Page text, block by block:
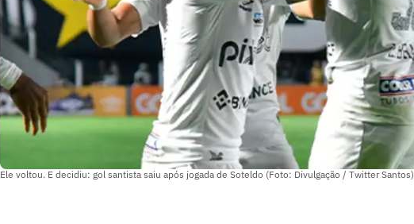
Ele voltou. E decidiu: gol santista saiu após jogada de Soteldo (Foto: Divulgação / Twitter Santos)